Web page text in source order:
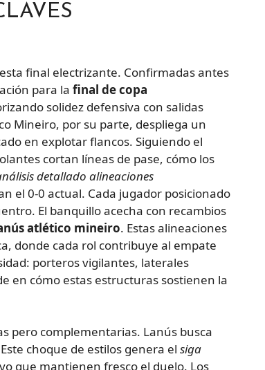
final electrizante. Confirmadas antes
para la final de copa
solidez defensiva con salidas
Mineiro, por su parte, despliega un
en explotar flancos. Siguiendo el
cortan líneas de pase, cómo los
detallado alineaciones
el 0-0 actual. Cada jugador posicionado
El banquillo acecha con recambios
atlético mineiro. Estas alineaciones
donde cada rol contribuye al empate
porteros vigilantes, laterales
en cómo estas estructuras sostienen la
pero complementarias. Lanús busca
choque de estilos genera el siga
que mantienen fresco el duelo. Los